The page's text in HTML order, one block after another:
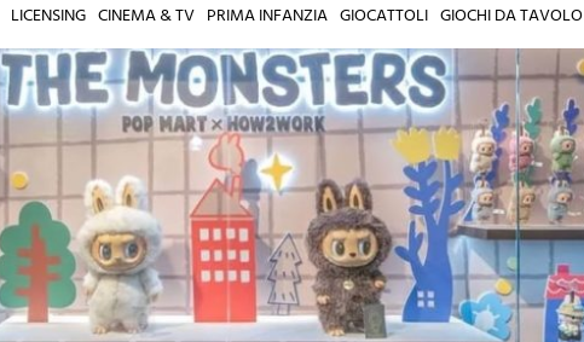
LICENSING CINEMA & TV PRIMA INFANZIA GIOCATTOLI GIOCHI DA TAVOLO